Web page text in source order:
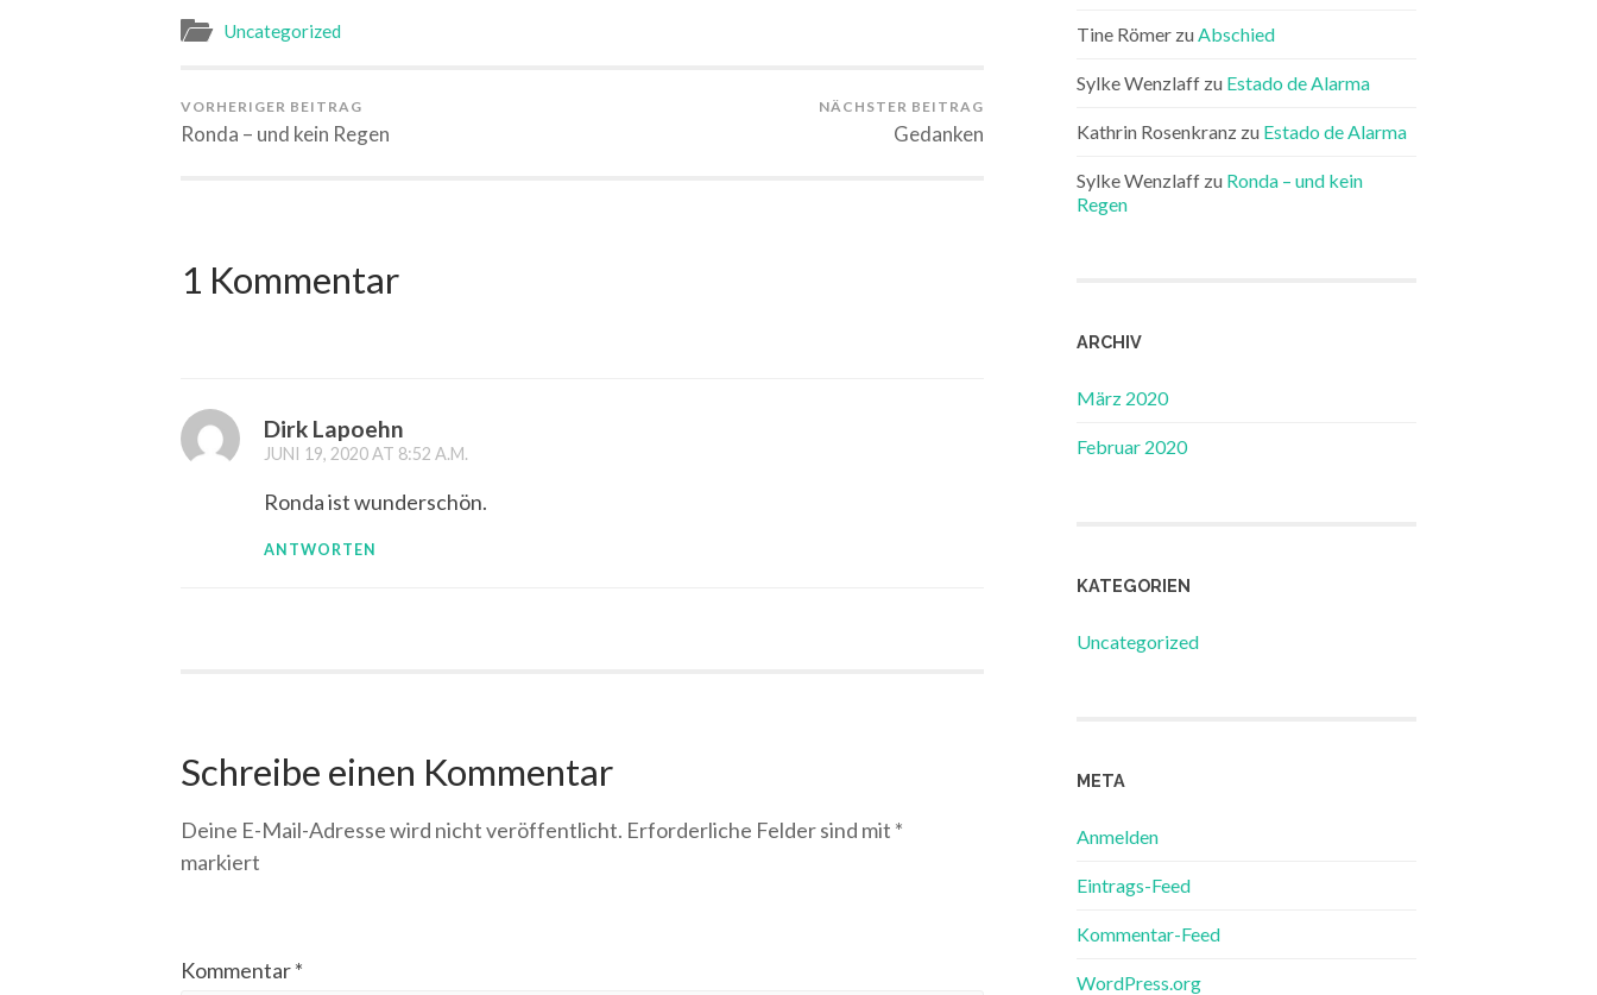
Uncategorized
VORHERIGER BEITRAG
Ronda – und kein Regen
NÄCHSTER BEITRAG
Gedanken
1 Kommentar
Dirk Lapoehn
JUNI 19, 2020 AT 8:52 A.M.
Ronda ist wunderschön.
ANTWORTEN
Schreibe einen Kommentar
Deine E-Mail-Adresse wird nicht veröffentlicht. Erforderliche Felder sind mit *
markiert
Kommentar*
Tine Römer zu Abschied
Sylke Wenzlaff zu Estado de Alarma
Kathrin Rosenkranz zu Estado de Alarma
Sylke Wenzlaff zu Ronda – und kein
Regen
ARCHIV
März 2020
Februar 2020
KATEGORIEN
Uncategorized
META
Anmelden
Eintrags-Feed
Kommentar-Feed
WordPress.org